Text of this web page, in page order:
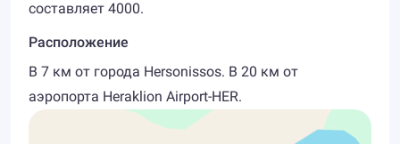
составляет 4000.
Расположение
В 7 км от города Hersonissos. В 20 км от
аэропорта Heraklion Airport-HER.